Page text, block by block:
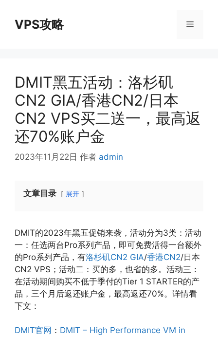
VPS攻略 菜
DMIT黑五活动：洛杉矶
CN2 GIA/香港CN2/日本
CN2 VPS买二送一，最高返
还70%账户金
2023年11月22日 作者 admin
文章目录 展开
DMIT的2023年黑五促销来袭，活动分为3类：活动
一：任选两台Pro系列产品，即可免费活得一台额外
的Pro系列产品，有洛杉矶CN2 GIA/香港CN2/日本
CN2 VPS；活动二：买的多，也省的多。活动三：
在活动期间购买不低于季付的Tier 1 STARTER的产
品，三个月后返还账户金，最高返还70%。详情看
下文：
DMIT官网 ： DMIT – High Performance VM in